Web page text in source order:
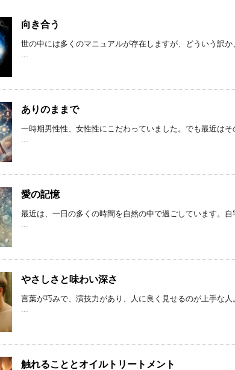
向き合う
世の中には多くのマニュアルが存在しますが、どういう訳
...
ありのままで
一時期男性性、女性性にこだわっていました。でも最近は
...
愛の記憶
最近は、一日の多くの時間を自然の中で過ごしています。
...
やさしさと味わい深さ
言葉が巧みで、演技力があり、人に良く見せるのが上手な
...
触れることとオイルトリートメント